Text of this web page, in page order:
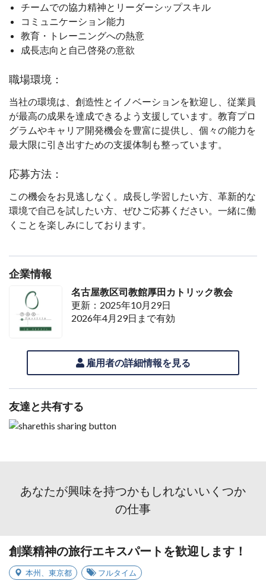
チームでの協力精神とリーダーシップスキル
コミュニケーション能力
教育・トレーニングへの熱意
成長志向と自己啓発の意欲
職場環境：
当社の環境は、創造性とイノベーションを歓迎し、従業員
が最高の成果を達成できるよう支援しています。教育プロ
グラムやキャリア開発機会を豊富に提供し、個々の能力を
最大限に引き出すための支援体制も整っています。
応募方法：
この機会をお見逃しなく。成長し学習したい方、革新的な
環境で自己を試したい方、ぜひご応募ください。一緒に働
くことを楽しみにしております。
企業情報
名古屋教区司教館厚田カトリック教会
更新：2025年10月29日
2026年4月29日まで有効
雇用者の詳細情報を見る
友達と共有する
あなたが興味を持つかもしれないいくつか
の仕事
創業精神の旅行エキスパートを歓迎します！
本州 東京都 フルタイム